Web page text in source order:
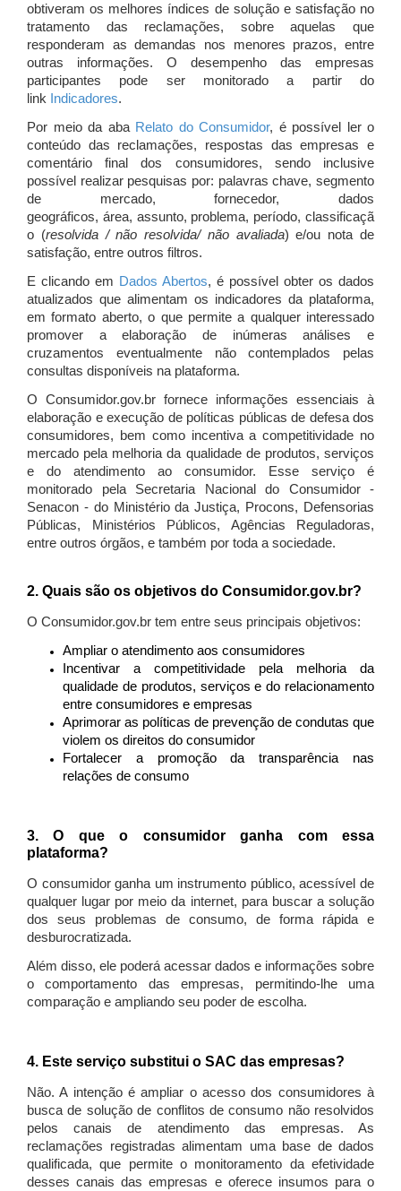
obtiveram os melhores índices de solução e satisfação no
tratamento das reclamações, sobre aquelas que
responderam as demandas nos menores prazos, entre
outras informações. O desempenho das empresas
participantes pode ser monitorado a partir do
link Indicadores.
Por meio da aba Relato do Consumidor, é possível ler o
conteúdo das reclamações, respostas das empresas e
comentário final dos consumidores, sendo inclusive
possível realizar pesquisas por: palavras chave, segmento
de mercado, fornecedor, dados
geográficos, área, assunto, problema, período, classificaçã
o (resolvida / não resolvida/ não avaliada) e/ou nota de
satisfação, entre outros filtros.
E clicando em Dados Abertos, é possível obter os dados
atualizados que alimentam os indicadores da plataforma,
em formato aberto, o que permite a qualquer interessado
promover a elaboração de inúmeras análises e
cruzamentos eventualmente não contemplados pelas
consultas disponíveis na plataforma.
O Consumidor.gov.br fornece informações essenciais à
elaboração e execução de políticas públicas de defesa dos
consumidores, bem como incentiva a competitividade no
mercado pela melhoria da qualidade de produtos, serviços
e do atendimento ao consumidor. Esse serviço é
monitorado pela Secretaria Nacional do Consumidor -
Senacon - do Ministério da Justiça, Procons, Defensorias
Públicas, Ministérios Públicos, Agências Reguladoras,
entre outros órgãos, e também por toda a sociedade.
2. Quais são os objetivos do Consumidor.gov.br?
O Consumidor.gov.br tem entre seus principais objetivos:
Ampliar o atendimento aos consumidores
Incentivar a competitividade pela melhoria da
qualidade de produtos, serviços e do relacionamento
entre consumidores e empresas
Aprimorar as políticas de prevenção de condutas que
violem os direitos do consumidor
Fortalecer a promoção da transparência nas
relações de consumo
3. O que o consumidor ganha com essa
plataforma?
O consumidor ganha um instrumento público, acessível de
qualquer lugar por meio da internet, para buscar a solução
dos seus problemas de consumo, de forma rápida e
desburocratizada.
Além disso, ele poderá acessar dados e informações sobre
o comportamento das empresas, permitindo-lhe uma
comparação e ampliando seu poder de escolha.
4. Este serviço substitui o SAC das empresas?
Não. A intenção é ampliar o acesso dos consumidores à
busca de solução de conflitos de consumo não resolvidos
pelos canais de atendimento das empresas. As
reclamações registradas alimentam uma base de dados
qualificada, que permite o monitoramento da efetividade
desses canais das empresas e oferece insumos para o